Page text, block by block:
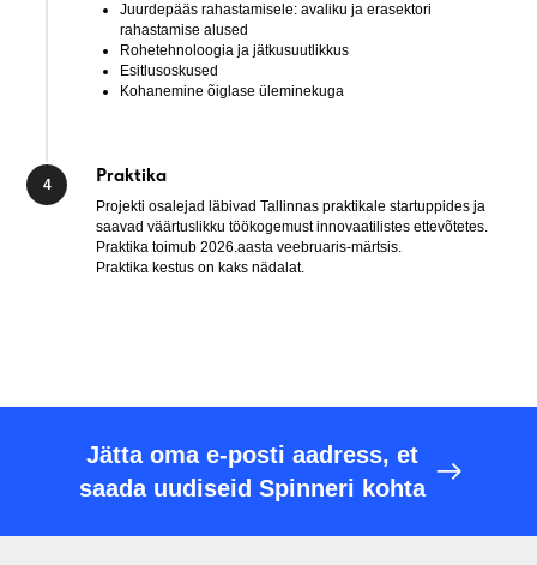
Juurdepääs rahastamisele: avaliku ja erasektori
rahastamise alused
Rohetehnoloogia ja jätkusuutlikkus
Esitlusoskused
Kohanemine õiglase üleminekuga
Praktika
Projekti osalejad läbivad Tallinnas praktikale startuppides ja
saavad väärtuslikku töökogemust innovaatilistes ettevõtetes.
Praktika toimub 2026.aasta veebruaris-märtsis.
Praktika kestus on kaks nädalat.
Jätta oma e-posti aadress, et
saada uudiseid Spinneri kohta